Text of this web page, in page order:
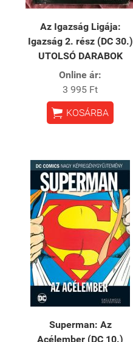
Az ​Igazság Ligája:
Igazság 2. rész (DC 30.)
UTOLSÓ DARABOK
Online ár:
3 995 Ft
 KOSÁRBA
Superman: Az
Acélember (DC 10.)